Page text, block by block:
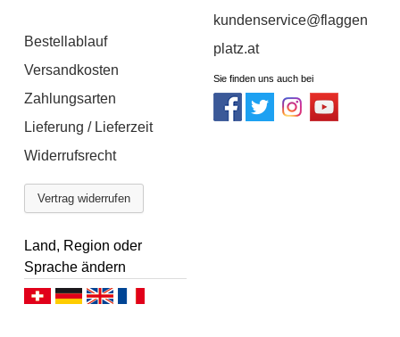
Bestellablauf
Versandkosten
Zahlungsarten
Lieferung / Lieferzeit
Widerrufsrecht
Vertrag widerrufen
kundenservice@flaggen
platz.at
Sie finden uns auch bei
Land, Region oder
Sprache ändern
Deutsch (CH)Deutsch (DE)